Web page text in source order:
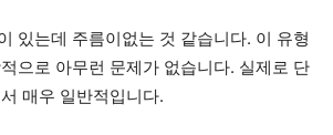
있는데 주름이없는 것 같습니다. 이 유형
으로 아무런 문제가 없습니다. 실제로 단
매우 일반적입니다.